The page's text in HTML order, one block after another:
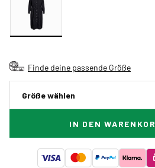
Finde deine passende Größe
Größe wählen
IN DEN